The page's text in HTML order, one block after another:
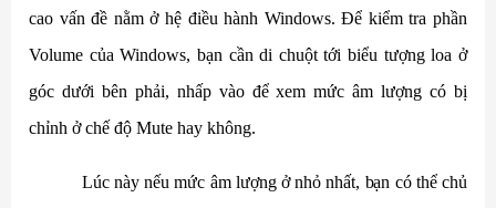
cao vấn đề nằm ở hệ điều hành Windows. Để kiểm tra phần
Volume của Windows, bạn cần di chuột tới biểu tượng loa ở
góc dưới bên phải, nhấp vào để xem mức âm lượng có bị
chỉnh ở chế độ Mute hay không.
Lúc này nếu mức âm lượng ở nhỏ nhất, bạn có thể chủ